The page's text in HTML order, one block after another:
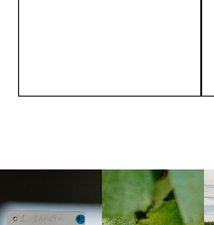
Langa, 1977 Borgogna,
Francia